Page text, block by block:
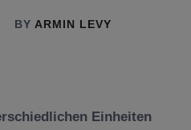
BY ARMIN LEVY
Einheiten